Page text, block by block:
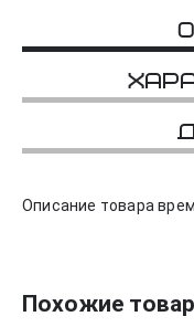
Описание товара
Похожие